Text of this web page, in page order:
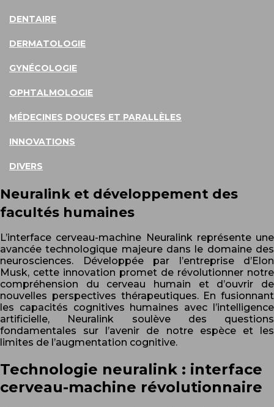
DENTAIRE
DERMATOLOGIE
GYNÉCOLOGIE
OPHTALMOLOGIE
MÉDECINES DOUCES ET PARALLÈLES
INNOVATIONS
DIVERS
Neuralink et développement des
facultés humaines
L’interface cerveau-machine Neuralink représente une
avancée technologique majeure dans le domaine des
neurosciences. Développée par l’entreprise d’Elon
Musk, cette innovation promet de révolutionner notre
compréhension du cerveau humain et d’ouvrir de
nouvelles perspectives thérapeutiques. En fusionnant
les capacités cognitives humaines avec l’intelligence
artificielle, Neuralink soulève des questions
fondamentales sur l’avenir de notre espèce et les
limites de l’augmentation cognitive.
Technologie neuralink : interface
cerveau-machine révolutionnaire